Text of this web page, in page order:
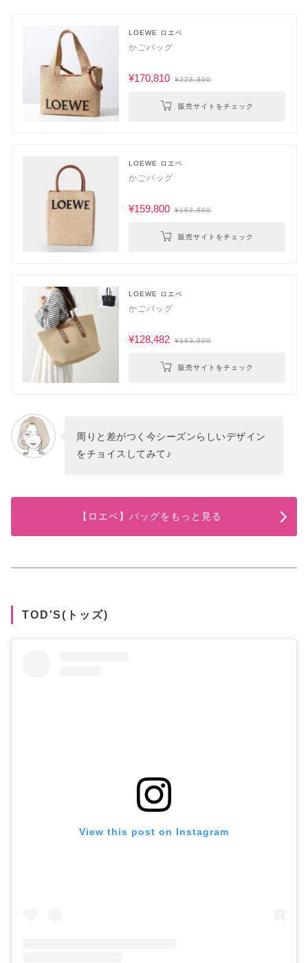
LOEWE ロエベ
かごバッグ
¥170,810 ¥223,300
販売サイトをチェック
LOEWE ロエベ
かごバッグ
¥159,800 ¥162,800
販売サイトをチェック
LOEWE ロエベ
かごバッグ
¥128,482 ¥163,900
販売サイトをチェック
周りと差がつく今シーズンらしいデザイン
をチョイスしてみて♪
【ロエベ】バッグをもっと見る
TOD'S(トッズ)
View this post on Instagram